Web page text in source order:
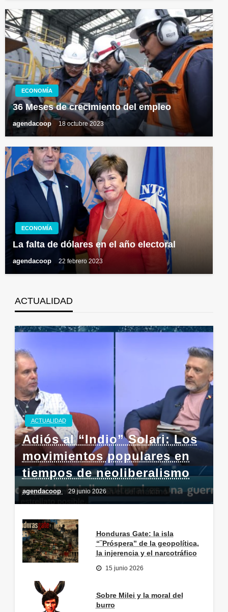
ECONOMÍA
36 Meses de crecimiento del empleo
agendacoop 18 octubre 2023
ECONOMÍA
La falta de dólares en el año electoral
agendacoop 22 febrero 2023
ACTUALIDAD
ACTUALIDAD
Adiós al “Indio” Solari: Los
movimientos populares en
tiempos de neoliberalismo
agendacoop 29 junio 2026
Honduras Gate: la isla
“¨Próspera” de la geopolítica,
la injerencia y el narcotráfico
15 junio 2026
Sobre Milei y la moral del
burro